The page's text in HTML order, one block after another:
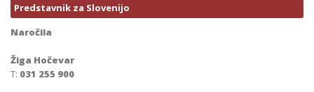
Predstavnik za Slovenijo
Naročila
Žiga Hočevar
T: 031 255 900